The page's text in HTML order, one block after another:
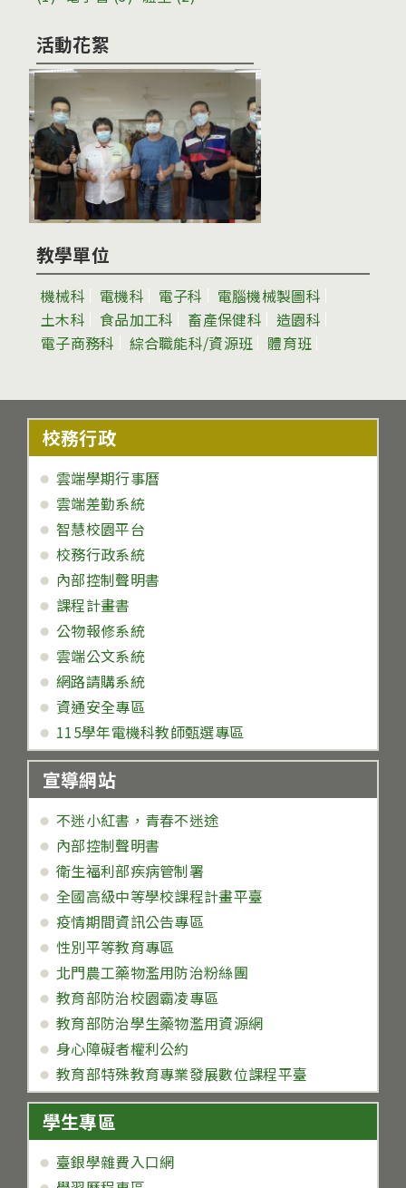
活動花絮
教學單位
機械科 電機科 電子科
電腦機械製圖科
土木科
食品加工科 畜產保健科
造園科
電子商務科
綜合職能科/資源班 體育班
校務行政
雲端學期行事曆
雲端差勤系統
智慧校園平台
校務行政系統
內部控制聲明書
課程計畫書
公物報修系統
雲端公文系統
網路請購系統
資通安全專區
115學年電機科教師甄選專區
宣導網站
不迷小紅書，青春不迷途
內部控制聲明書
衛生福利部疾病管制署
全國高級中等學校課程計畫平臺
疫情期間資訊公告專區
性別平等教育專區
北門農工藥物濫用防治粉絲團
教育部防治校園霸凌專區
教育部防治學生藥物濫用資源網
身心障礙者權利公約
教育部特殊教育專業發展數位課程平臺
學生專區
臺銀學雜費入口網